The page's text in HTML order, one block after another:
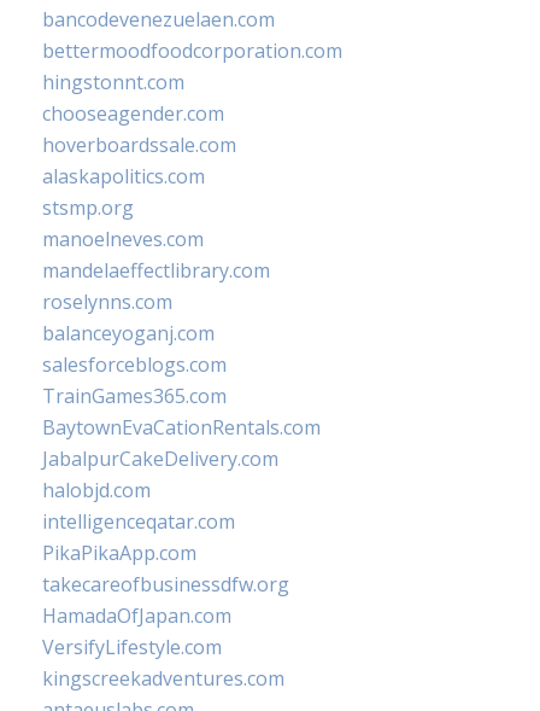
bancodevenezuelaen.com
bettermoodfoodcorporation.com
hingstonnt.com
chooseagender.com
hoverboardssale.com
alaskapolitics.com
stsmp.org
manoelneves.com
mandelaeffectlibrary.com
roselynns.com
balanceyoganj.com
salesforceblogs.com
TrainGames365.com
BaytownEvaCationRentals.com
JabalpurCakeDelivery.com
halobjd.com
intelligenceqatar.com
PikaPikaApp.com
takecareofbusinessdfw.org
HamadaOfJapan.com
VersifyLifestyle.com
kingscreekadventures.com